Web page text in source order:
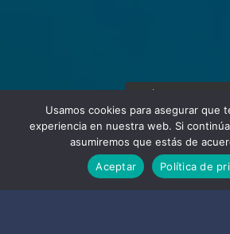
Usamos cookies para asegurar que
experiencia en nuestra web. Si
asumiremos que estás de
Aceptar
Política de
¡Hola! Soy Noy.
ayudarte?